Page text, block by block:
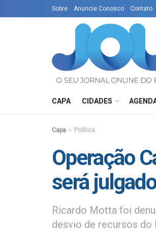
Sobre Anuncie Conosco Contato
CAPA CIDADES
Capa Política
Operação
será
Ricardo Motta foi
desvio de recursos do